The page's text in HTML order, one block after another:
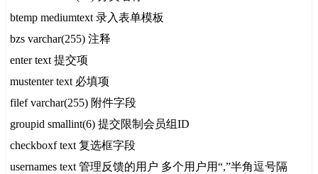
btemp mediumtext 录入表单模板
bzs varchar(255) 注释
enter text 提交项
mustenter text 必填项
filef varchar(255) 附件字段
groupid smallint(6) 提交限制会员组ID
checkboxf text 复选框字段
usernames text 管理反馈的用户 多个用户用“,”半角逗号隔